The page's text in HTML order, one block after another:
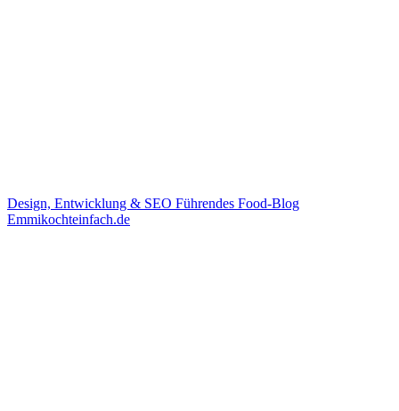
Design, Entwicklung & SEO Führendes Food-Blog
Emmikochteinfach.de